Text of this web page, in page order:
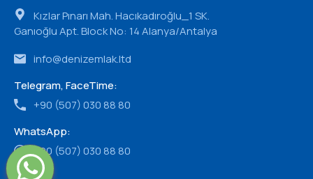
Kızlar Pınarı Mah. Hacıkadıroğlu_1 SK.
Ganıoğlu Apt. Block No: 14 Alanya/Antalya
info@denizemlak.ltd
Telegram, FaceTime:
+90 (507) 030 88 80
WhatsApp:
+90 (507) 030 88 80